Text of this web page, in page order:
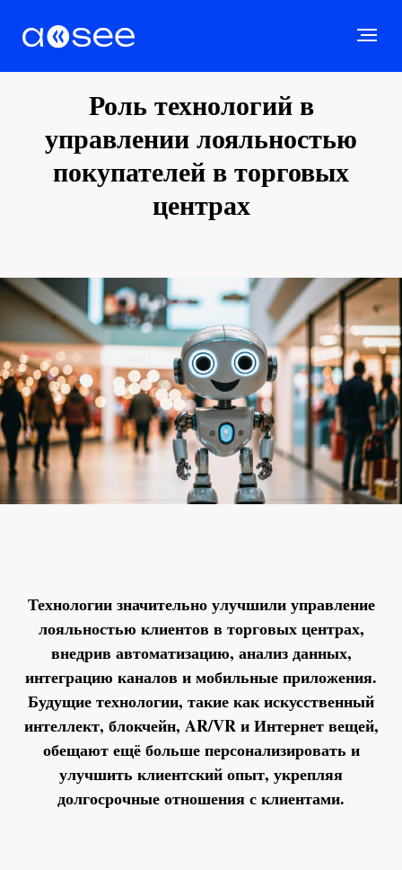
Роль технологий в
управлении лояльностью
покупателей в торговых
центрах
Технологии значительно улучшили управление
лояльностью клиентов в торговых центрах,
внедрив автоматизацию, анализ данных,
интеграцию каналов и мобильные приложения.
Будущие технологии, такие как искусственный
интеллект, блокчейн, AR/VR и Интернет вещей,
обещают ещё больше персонализировать и
улучшить клиентский опыт, укрепляя
долгосрочные отношения с клиентами.